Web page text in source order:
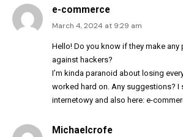
e-commerce
March 4, 2024 at 9:29 am
Hello! Do you know if they make
against hackers?
I’m kinda paranoid about losing
worked hard on. Any suggestions? I
internetowy and also here: e-
Michaelcrofe